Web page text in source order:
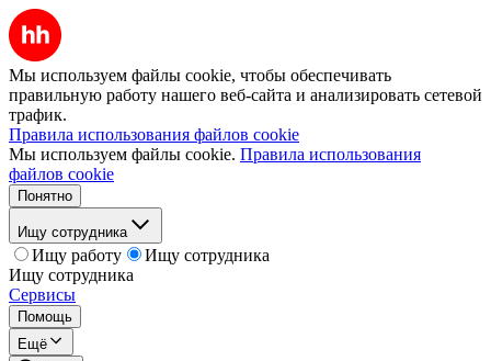
Мы используем файлы cookie, чтобы обеспечивать
правильную работу нашего веб-сайта и анализировать сетевой
трафик.
Правила использования файлов cookie
Мы используем файлы cookie. Правила использования
файлов cookie
Понятно
Ищу сотрудника
Ищу работу
Ищу сотрудника
Ищу сотрудника
Сервисы
Помощь
Ещё